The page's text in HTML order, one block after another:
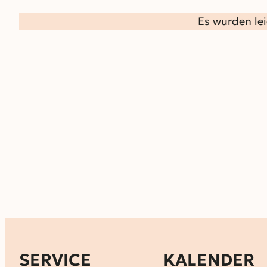
Es wurden
SERVICE KALENDER